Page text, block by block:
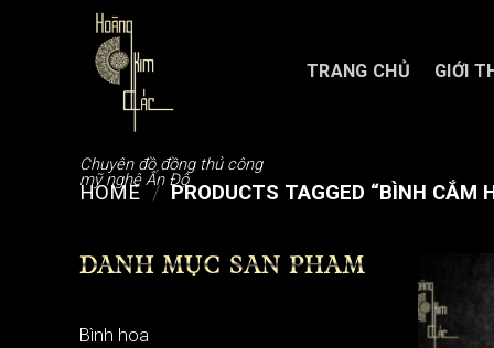
Chuyên đồ đồng thủ công
mỹ nghệ Ấn Độ
TRANG CHỦ GIỚI
HOME / PRODUCTS TAGGED “BÌNH CẮM
DANH MỤC SẢN PHẨM
Bình hoa